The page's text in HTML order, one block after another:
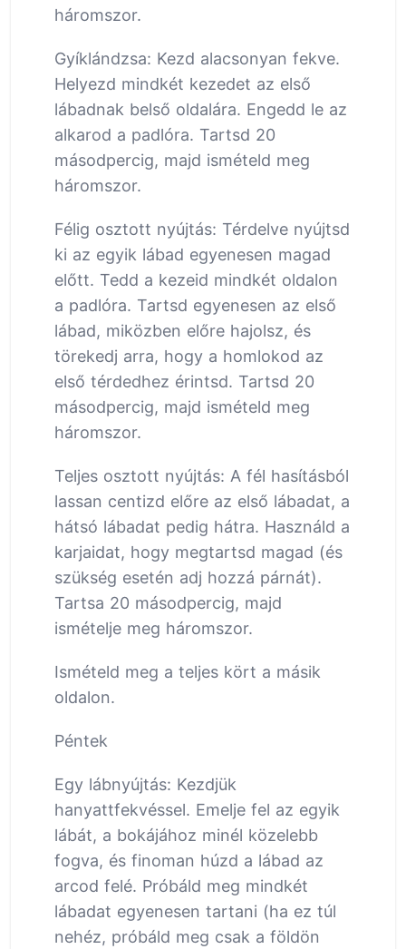
háromszor.
Gyíklándzsa: Kezd alacsonyan fekve.
Helyezd mindkét kezedet az első
lábadnak belső oldalára. Engedd le az
alkarod a padlóra. Tartsd 20
másodpercig, majd ismételd meg
háromszor.
Félig osztott nyújtás: Térdelve nyújtsd
ki az egyik lábad egyenesen magad
előtt. Tedd a kezeid mindkét oldalon
a padlóra. Tartsd egyenesen az első
lábad, miközben előre hajolsz, és
törekedj arra, hogy a homlokod az
első térdedhez érintsd. Tartsd 20
másodpercig, majd ismételd meg
háromszor.
Teljes osztott nyújtás: A fél hasításból
lassan centizd előre az első lábadat, a
hátsó lábadat pedig hátra. Használd a
karjaidat, hogy megtartsd magad (és
szükség esetén adj hozzá párnát).
Tartsa 20 másodpercig, majd
ismételje meg háromszor.
Ismételd meg a teljes kört a másik
oldalon.
Péntek
Egy lábnyújtás: Kezdjük
hanyattfekvéssel. Emelje fel az egyik
lábát, a bokájához minél közelebb
fogva, és finoman húzd a lábad az
arcod felé. Próbáld meg mindkét
lábadat egyenesen tartani (ha ez túl
nehéz, próbáld meg csak a földön